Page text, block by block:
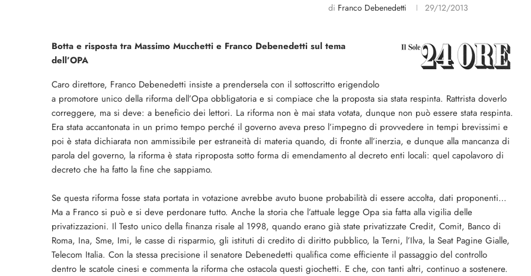
di Franco Debenedetti 29/12/2013
Botta e risposta tra Massimo Mucchetti e Franco Debenedetti sul tema
dell’OPA
Caro direttore, Franco Debenedetti insiste a prendersela con il sottoscritto erigendolo
a promotore unico della riforma dell’Opa obbligatoria e si compiace che la proposta sia stata respinta. Rattrista doverlo
correggere, ma si deve: a beneficio dei lettori. La riforma non è mai stata votata, dunque non può essere stata respinta.
Era stata accantonata in un primo tempo perché il governo aveva preso l’impegno di provvedere in tempi brevissimi e
poi è stata dichiarata non ammissibile per estraneità di materia quando, di fronte all’inerzia, e dunque alla mancanza di
parola del governo, la riforma è stata riproposta sotto forma di emendamento al decreto enti locali: quel capolavoro di
decreto che ha fatto la fine che sappiamo.
Se questa riforma fosse stata portata in votazione avrebbe avuto buone probabilità di essere accolta, dati proponenti…
Ma a Franco si può e si deve perdonare tutto. Anche la storia che l’attuale legge Opa sia fatta alla vigilia delle
privatizzazioni. Il Testo unico della finanza risale al 1998, quando erano già state privatizzate Credit, Comit, Banco di
Roma, Ina, Sme, Imi, le casse di risparmio, gli istituti di credito di diritto pubblico, la Terni, l’Ilva, la Seat Pagine Gialle,
Telecom Italia. Con la stessa precisione il senatore Debenedetti qualifica come efficiente il passaggio del controllo
dentro le scatole cinesi e commenta la riforma che ostacola questi giochetti. E che, con tanti altri, continuo a sostenere.